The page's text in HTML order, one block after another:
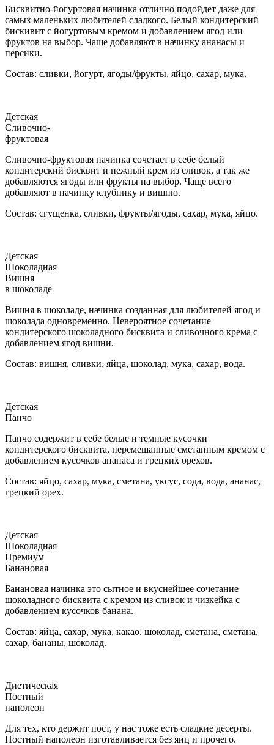
Бисквитно-йогуртовая начинка отлично подойдет даже для
самых маленьких любителей сладкого. Белый кондитерский
бискивит с йогуртовым кремом и добавлением ягод или
фруктов на выбор. Чаще добавляют в начинку ананасы и
персики.
Состав: сливки, йогурт, ягоды/фрукты, яйцо, сахар, мука.
Детская
Сливочно-
фруктовая
Сливочно-фруктовая начинка сочетает в себе белый
кондитерский бисквит и нежный крем из сливок, а так же
добавляются ягоды или фрукты на выбор. Чаще всего
добавляют в начинку клубнику и вишню.
Состав: сгущенка, сливки, фрукты/ягоды, сахар, мука, яйцо.
Детская
Шоколадная
Вишня
в шоколаде
Вишня в шоколаде, начинка созданная для любителей ягод и
шоколада одновременно. Невероятное сочетание
кондитерского шоколадного бисквита и сливочного крема с
добавлением ягод вишни.
Состав: вишня, сливки, яйца, шоколад, мука, сахар, вода.
Детская
Панчо
Панчо содержит в себе белые и темные кусочки
кондитерского бисквита, перемешанные сметанным кремом с
добавлением кусочков ананаса и грецких орехов.
Состав: яйцо, сахар, мука, сметана, уксус, сода, вода, ананас,
грецкий орех.
Детская
Шоколадная
Премиум
Банановая
Банановая начинка это сытное и вкуснейшее сочетание
шоколадного бисквита с кремом из сливок и чизкейка с
добавлением кусочков банана.
Состав: яйца, сахар, мука, какао, шоколад, сметана, сметана,
сахар, бананы, шоколад.
Диетическая
Постный
наполеон
Для тех, кто держит пост, у нас тоже есть сладкие десерты.
Постный наполеон изготавливается без яиц и прочего.